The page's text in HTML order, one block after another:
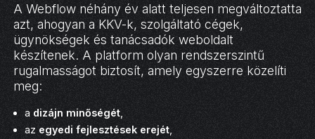
A Webflow néhány év alatt teljesen megváltoztatta
azt, ahogyan a KKV-k, szolgáltató cégek,
ügynökségek és tanácsadók weboldalt
készítenek. A platform olyan rendszerszintű
rugalmasságot biztosít, amely egyszerre közelíti
meg:
a dizájn minőségét,
az egyedi fejlesztések erejét,